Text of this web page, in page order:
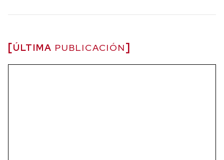
ÚLTIMA PUBLICACIÓN